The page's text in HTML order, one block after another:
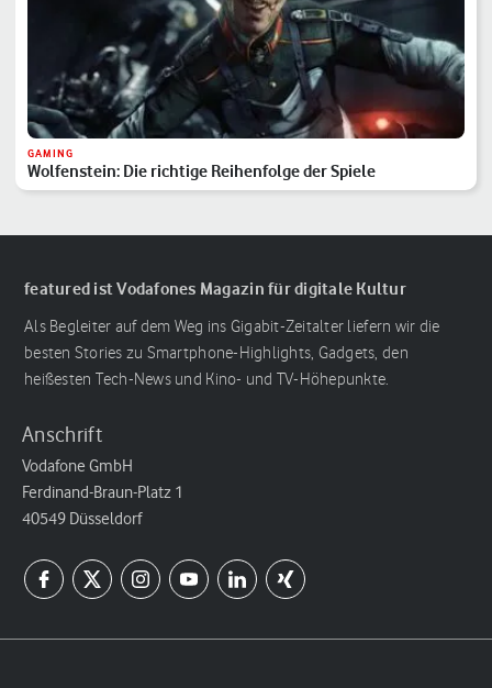
GAMING
Wolfenstein: Die richtige Reihenfolge der Spiele
featured ist Vodafones Magazin für digitale Kultur
Als Begleiter auf dem Weg ins Gigabit-Zeitalter liefern wir die
besten Stories zu Smartphone-Highlights, Gadgets, den
heißesten Tech-News und Kino- und TV-Höhepunkte.
Anschrift
Vodafone GmbH
Ferdinand-Braun-Platz 1
40549 Düsseldorf